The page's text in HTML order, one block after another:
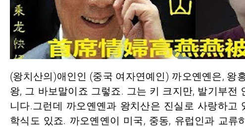
(왕치산의)애인인 (중국 여자연예인) 까오옌옌은, 왕
왕, 그 바보말이죠 그렇죠. 그는 키 크지만, 발기부전
니다.그런데 까오옌옌과 왕치산은 진실로 사랑하고
학식도 있죠. 까오옌옌이 미국, 중동, 유럽인과 교류